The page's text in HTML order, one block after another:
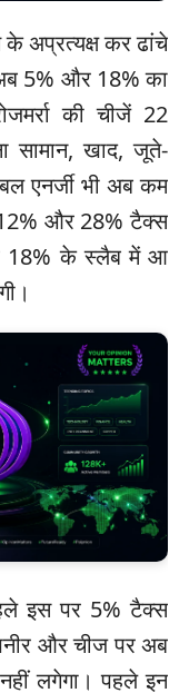
अप्रत्यक्ष कर ढांचे
5% और 18% का
की चीजें 22
सामान, खाद, जूते-
एनर्जी भी अब कम
और 28% टैक्स
18% के स्लैब में आ
इस पर 5% टैक्स
और चीज पर अब
लगेगा। पहले इन